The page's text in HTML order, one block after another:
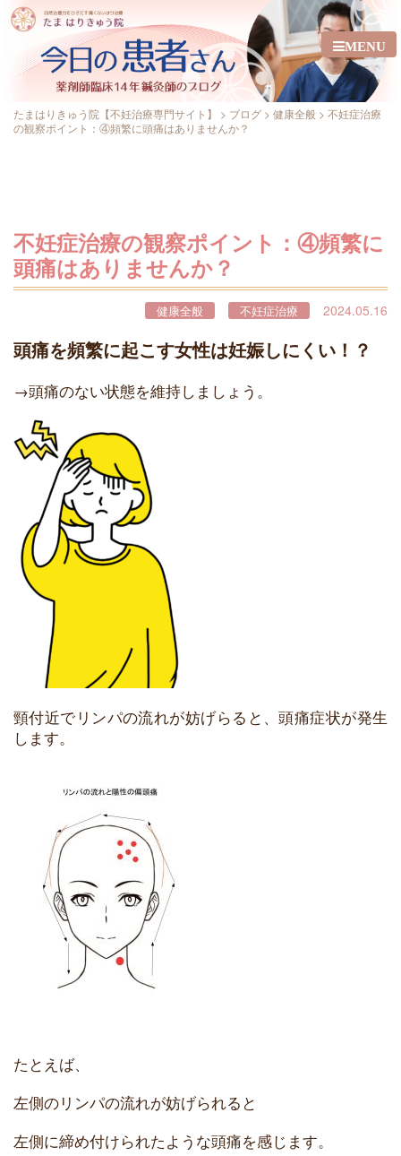
MENU
たまはりきゅう院【不妊治療専門サイト】 > ブログ > 健康全般 > 不妊症治療
の観察ポイント：④頻繁に頭痛はありませんか？
不妊症治療の観察ポイント：④頻繁に
頭痛はありませんか？
健康全般 不妊症治療 2024.05.16
頭痛を頻繁に起こす女性は妊娠しにくい！？
→頭痛のない状態を維持しましょう。
頸付近でリンパの流れが妨げらると、頭痛症状が発生
します。
たとえば、
左側のリンパの流れが妨げられると
左側に締め付けられたような頭痛を感じます。